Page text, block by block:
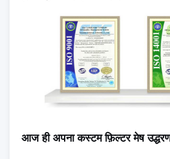
सामग्री मोटाई सीमा
(पतली पन्नी के लिए
आदर्श)
में समान)
आज ही अपना कस्टम फ़िल्टर मेष